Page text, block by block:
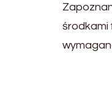
środkami